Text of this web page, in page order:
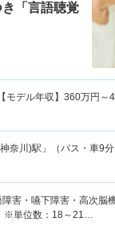
「言語聴覚
モデル年収】 360万円～
奈川)駅」（バス・車9
害・嚥下障害・高次脳
※単位数：18～21…